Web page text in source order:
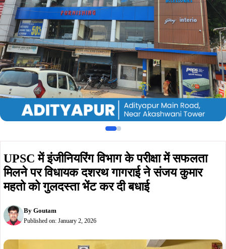
मिलने पर विधायक दशरथ गागराई ने संजय कुमार
महतो को गुलदस्ता भेंट कर दी बधाई
ByGoutam
Published on: January 2, 2026
Summarize : With ChatGPT
जनसंवाद, खरसावां (उमाकांत कर):
खरसावां विधानसभा क्षेत्र के